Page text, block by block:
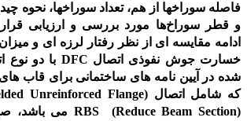
فاصله سوراخ­ها از هم‌، تعداد سوراخ­ها‌، نحوه
و قطر سوراخ‌ها مورد بررسی و ارزیابی قرار
ادامه مقایسه­ ای از نظر رفتار لرزه ­ای و
خسارت جوش نفوذی اتصال DFC با دو نوع
شده در آیین نامه­ های ساختمانی برای قاب
که شامل اتصال Unreinforced Flange‌)
(Reduce Beam Section)
RBS می ­باشد،